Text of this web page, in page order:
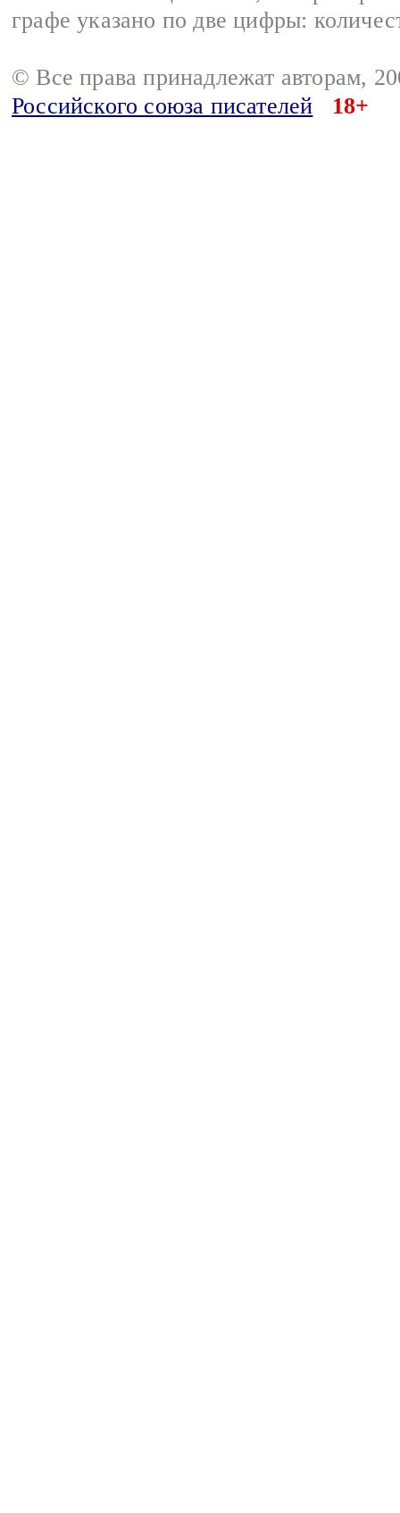
графе указано по две цифры:
© Все права принадлежат авторам,
Российского союза писателей
18+